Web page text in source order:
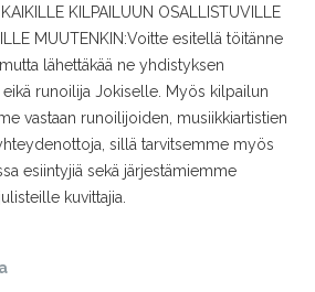
KILPAILUUN OSALLISTUVILLE
MUUTENKIN:Voitte esitellä töitänne
lähettäkää ne yhdistyksen
runoilija Jokiselle. Myös kilpailun
vastaan runoilijoiden, musiikkiartistien
sillä tarvitsemme myös
esiintyjiä sekä järjestämiemme
kuvittajia.